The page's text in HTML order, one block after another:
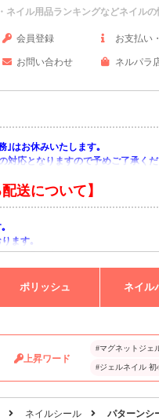
イル用品ランキングなどネイルの
会員登録 お支払い
お問い合わせ ネルパラ
｣はお休みいたします｡
対応となりますので予めご了承くだ
送について】
ます｡
うお願い申し上げます｡
ポリッシュ ネイル
上昇ワード
#マグネットジェ
#ジェルネイル 初
ネイルシール パターンシ